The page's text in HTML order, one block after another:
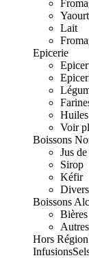
Lait
Epicerie
Huiles
Voir
Boissons
Jus
Sirop
Kéfir
Divers
Boissons
Bières
Autres
Hors
Infusions